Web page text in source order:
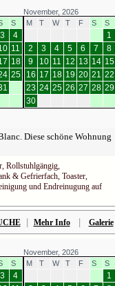
November, 2026
S
3
4
11
18
25
M T W T F S S
1
2
3 4 5 6 7
8
9
10 11 12 13 14 15
16 17 18 19 20 21 22
23 24 25 26 27 28 29
30
Diese schöne Wohnung
Rollstuhlgängig,
& Gefrierfach, Toaster,
und Endreinugung auf
| Mehr Info| Galerie
November, 2026
S
3
4
M T W T F S S
1